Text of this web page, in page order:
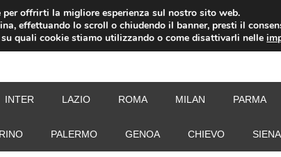
INTER LAZIO ROMA MILAN PARMA
PALERMO GENOA CHIEVO SIENA
offrirti la migliore esperienza sul nostro sito web.
effettuando lo scroll o chiudendo il banner, presti il
quali cookie stiamo utilizzando o come disattivarli nelle